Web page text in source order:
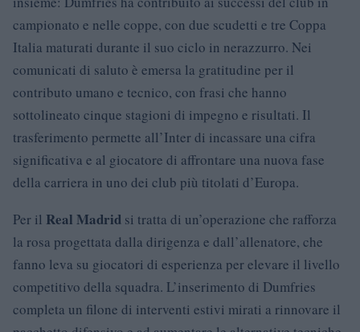
campionato e nelle coppe, con due scudetti e tre Coppa
Italia maturati durante il suo ciclo in nerazzurro. Nei
comunicati di saluto è emersa la gratitudine per il
contributo umano e tecnico, con frasi che hanno
sottolineato cinque stagioni di impegno e risultati. Il
trasferimento permette all’Inter di incassare una cifra
significativa e al giocatore di affrontare una nuova fase
della carriera in uno dei club più titolati d’Europa.
Per il Real Madrid si tratta di un’operazione che rafforza
la rosa progettata dalla dirigenza e dall’allenatore, che
fanno leva su giocatori di esperienza per elevare il livello
competitivo della squadra. L’inserimento di Dumfries
completa un filone di interventi estivi mirati a rinnovare il